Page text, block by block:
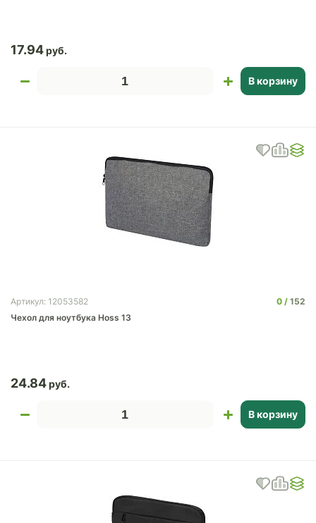
17.94
В корзину
Артикул: 12053582 0
152
Чехол для ноутбука Hoss 13
24.84
В корзину